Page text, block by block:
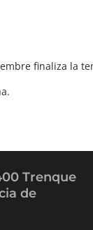
finaliza la
Trenque
de